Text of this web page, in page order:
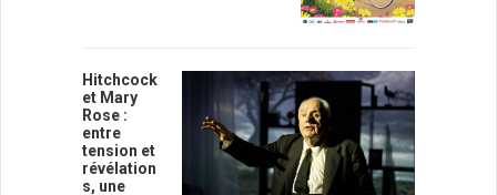
Hitchcock
et Mary
Rose :
entre
tension et
révélation
s, une